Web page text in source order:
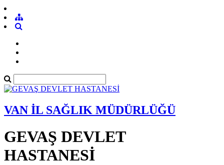
VAN İL SAĞLIK MÜDÜRLÜĞÜ
GEVAŞ DEVLET
HASTANESİ